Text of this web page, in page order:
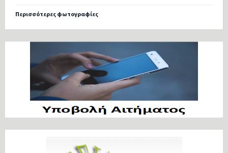
Περισσότερες φωτογραφίες